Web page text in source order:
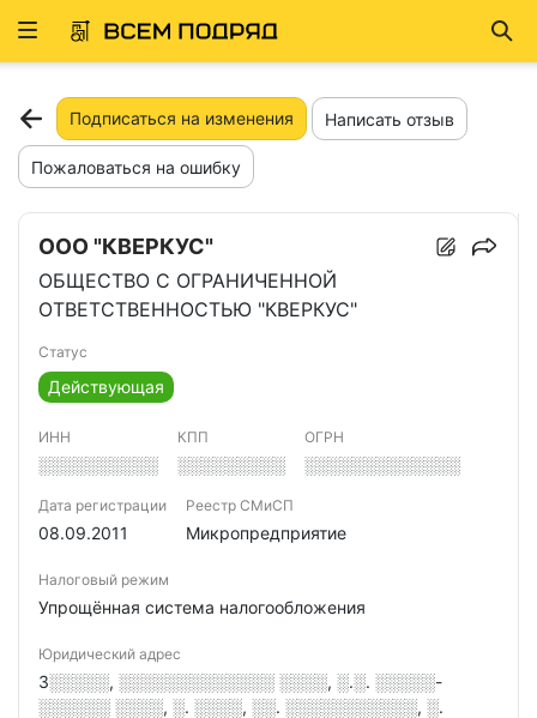
Развернуть
Подписаться на изменения Написать отзыв
Пожаловаться на ошибку
ООО "КВЕРКУС"
ОБЩЕСТВО С ОГРАНИЧЕННОЙ
ОТВЕТСТВЕННОСТЬЮ "КВЕРКУС"
Статус
Действующая
ИНН
░░░░░░░░░░
КПП
░░░░░░░░░
ОГРН
░░░░░░░░░░░░░
Дата регистрации
08.09.2011
Реестр СМиСП
Микропредприятие
Налоговый режим
Упрощённая система налогообложения
Юридический адрес
3░░░░░, ░░░░░░░░░░░░░ ░░░░, ░.░. ░░░░░-
░░░░░░ ░░░░, ░. ░░░░, ░░. ░░░░░░░░░░░, ░.